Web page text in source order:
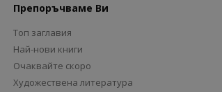
Препоръчваме Ви
Топ заглавия
Най-нови книги
Очаквайте скоро
Художествена литература